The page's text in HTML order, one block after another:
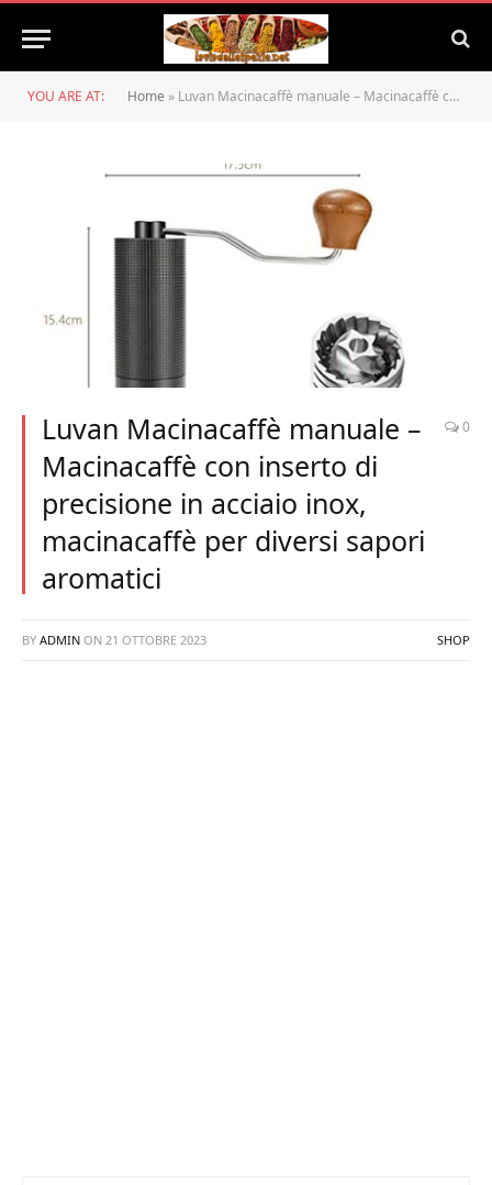
YOU ARE AT: Home » Luvan Macinacaffè manuale – Macinacaffè con inserto di precisione in acciaio inox, macinacaffè per diversi sapori aromatici
Luvan Macinacaffè manuale –
Macinacaffè con inserto di
precisione in acciaio inox,
macinacaffè per diversi sapori
aromatici
0
BY ADMIN ON 21 OTTOBRE 2023 SHOP